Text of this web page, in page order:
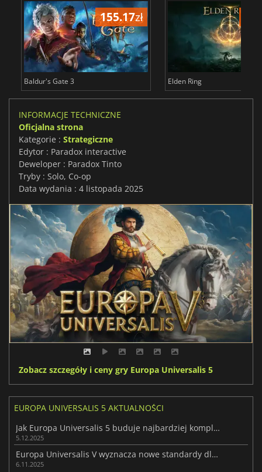
155.17zł
Baldur's Gate 3 Elden Ring
INFORMACJE TECHNICZNE
Oficjalna strona
Kategorie : Strategiczne
Edytor : Paradox interactive
Deweloper : Paradox Tinto
Tryby : Solo, Co-op
Data wydania : 4 listopada 2025
Zobacz szczegóły i ceny gry Europa Universalis 5
EUROPA UNIVERSALIS 5 AKTUALNOŚCI
Jak Europa Universalis 5 buduje najbardziej kompletną historię do tej pory?
5.12.2025
Europa Universalis V wyznacza nowe standardy dla gier strategicznych
6.11.2025